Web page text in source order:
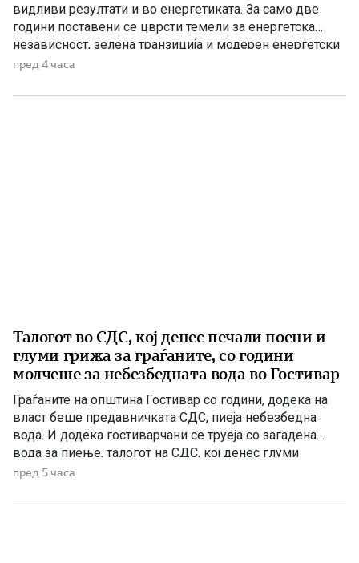
видливи резултати и во енергетиката. За само две
години поставени се цврсти темели за енергетска
независност, зелена транзиција и модерен енергетски
систем кој ќе обезбеди сигурност, нови инвестиции и
има нов Закон за енергетика, усогласен со европските
пред 4 часа
Талогот во СДС, кој денес печали поени и
глуми грижа за граѓаните, со години
молчеше за небезбедната вода во Гостивар
Граѓаните на општина Гостивар со години, додека на
власт беше предавничката СДС, пиеја небезбедна
вода. И додека гостиварчани се труеја со загадена
вода за пиење, талогот на СДС, кој денес глуми
загриженост, само за да ќари некој беден политички
анализи, во повеќе наврати во гостиварскиот
пред 5 часа